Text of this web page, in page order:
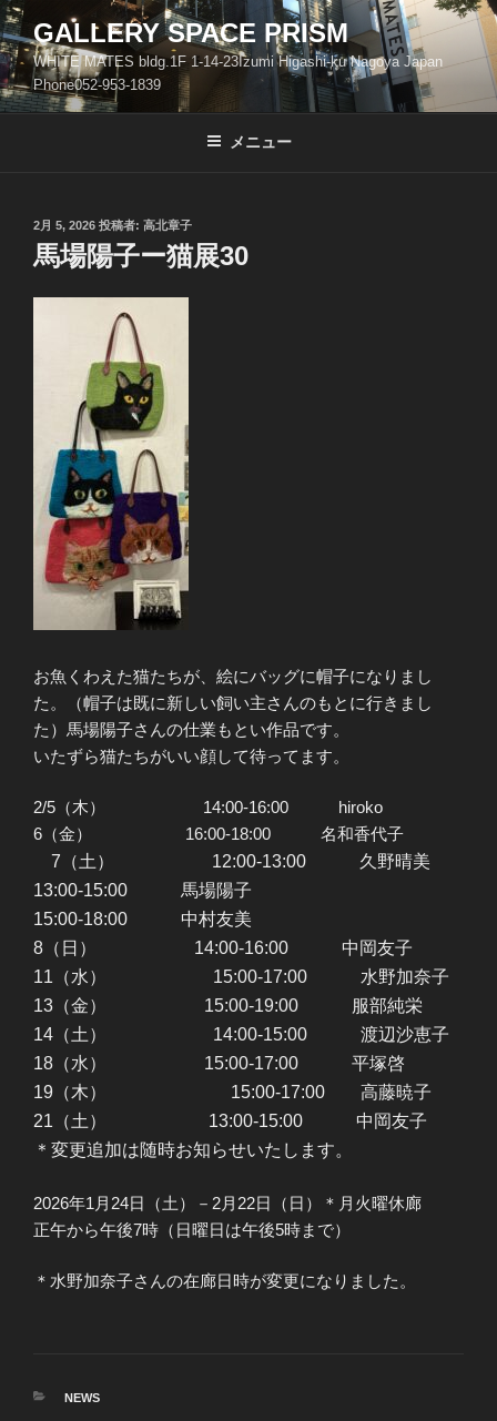
コ
ン
テ
ン
ツ
GALLERY SPACE PRISM
WHITE MATES bldg.1F 1-14-23Izumi Higashi-ku Nagoya Japan
Phone052-953-1839
メニュー
投
稿
日:
2月 5, 2026 投稿者: 高北章子
馬場陽子ー猫展30
お魚くわえた猫たちが、絵にバッグに帽子になりまし
た。（帽子は既に新しい飼い主さんのもとに行きまし
た）馬場陽子さんの仕業もとい作品です。
いたずら猫たちがいい顔して待ってます。
2/5（木） 14:00-16:00 hiroko
6（金） 16:00-18:00 名和香代子
7（土） 12:00-13:00 久野晴美
13:00-15:00 馬場陽子
15:00-18:00 中村友美
8（日） 14:00-16:00 中岡友子
11（水） 15:00-17:00 水野加奈子
13（金） 15:00-19:00 服部純栄
14（土） 14:00-15:00 渡辺沙恵子
18（水） 15:00-17:00 平塚啓
19（木） 15:00-17:00 高藤暁子
21（土） 13:00-15:00 中岡友子
＊変更追加は随時お知らせいたします。
2026年1月24日（土）－2月22日（日）＊月火曜休廊
正午から午後7時（日曜日は午後5時まで）
＊水野加奈子さんの在廊日時が変更になりました。
カ
NEWS